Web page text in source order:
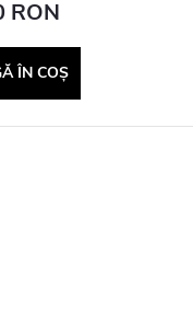
RON
ÎN COŞ